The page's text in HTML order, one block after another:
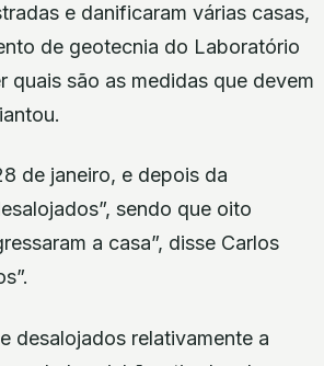
e danificaram várias casas,
de geotecnia do Laboratório
quais são as medidas que devem
de janeiro, e depois da
sendo que oito
a casa”, disse Carlos
desalojados relativamente a